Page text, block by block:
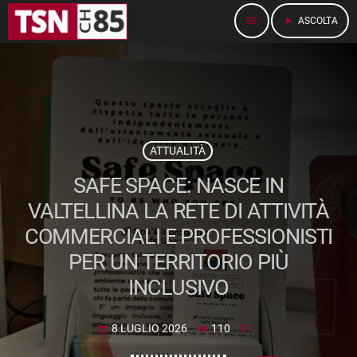
menu play_arrow ASCOLTA
ATTUALITÀ
SAFE SPACE: NASCE IN
VALTELLINA LA RETE DI ATTIVITÀ
COMMERCIALI E PROFESSIONISTI
PER UN TERRITORIO PIÙ
INCLUSIVO
today 8 LUGLIO 2026 110